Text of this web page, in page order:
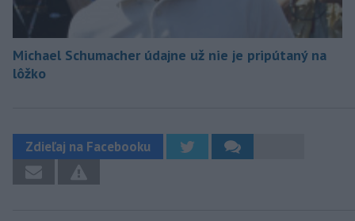
Michael Schumacher údajne už nie je pripútaný na
lôžko
Zdieľaj na Facebooku